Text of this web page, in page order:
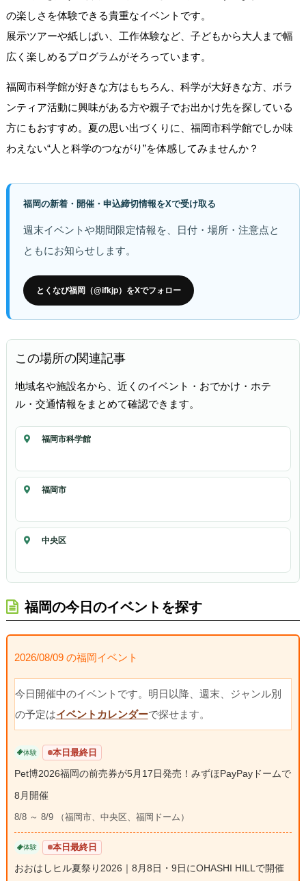
の楽しさを体験できる貴重なイベントです。
展示ツアーや紙しばい、工作体験など、子どもから大人まで幅
広く楽しめるプログラムがそろっています。
福岡市科学館が好きな方はもちろん、科学が大好きな方、ボラ
ンティア活動に興味がある方や親子でお出かけ先を探している
方にもおすすめ。夏の思い出づくりに、福岡市科学館でしか味
わえない“人と科学のつながり”を体感してみませんか？
福岡の新着・開催・申込締切情報をXで受け取る
週末イベントや期間限定情報を、日付・場所・注意点と
ともにお知らせします。
とくなび福岡（@ifkjp）をXでフォロー
この場所の関連記事
地域名や施設名から、近くのイベント・おでかけ・ホテ
ル・交通情報をまとめて確認できます。
福岡市科学館
福岡市
中央区
福岡の今日のイベントを探す
2026/08/09 の福岡イベント
今日開催中のイベントです。明日以降、週末、ジャンル別
の予定はイベントカレンダーで探せます。
体験 本日最終日
Pet博2026福岡の前売券が5月17日発売！みずほPayPayドームで
8月開催
8/8 ～ 8/9 （福岡市、中央区、福岡ドーム）
体験 本日最終日
おおはしヒル夏祭り2026｜8月8日・9日にOHASHI HILLで開催